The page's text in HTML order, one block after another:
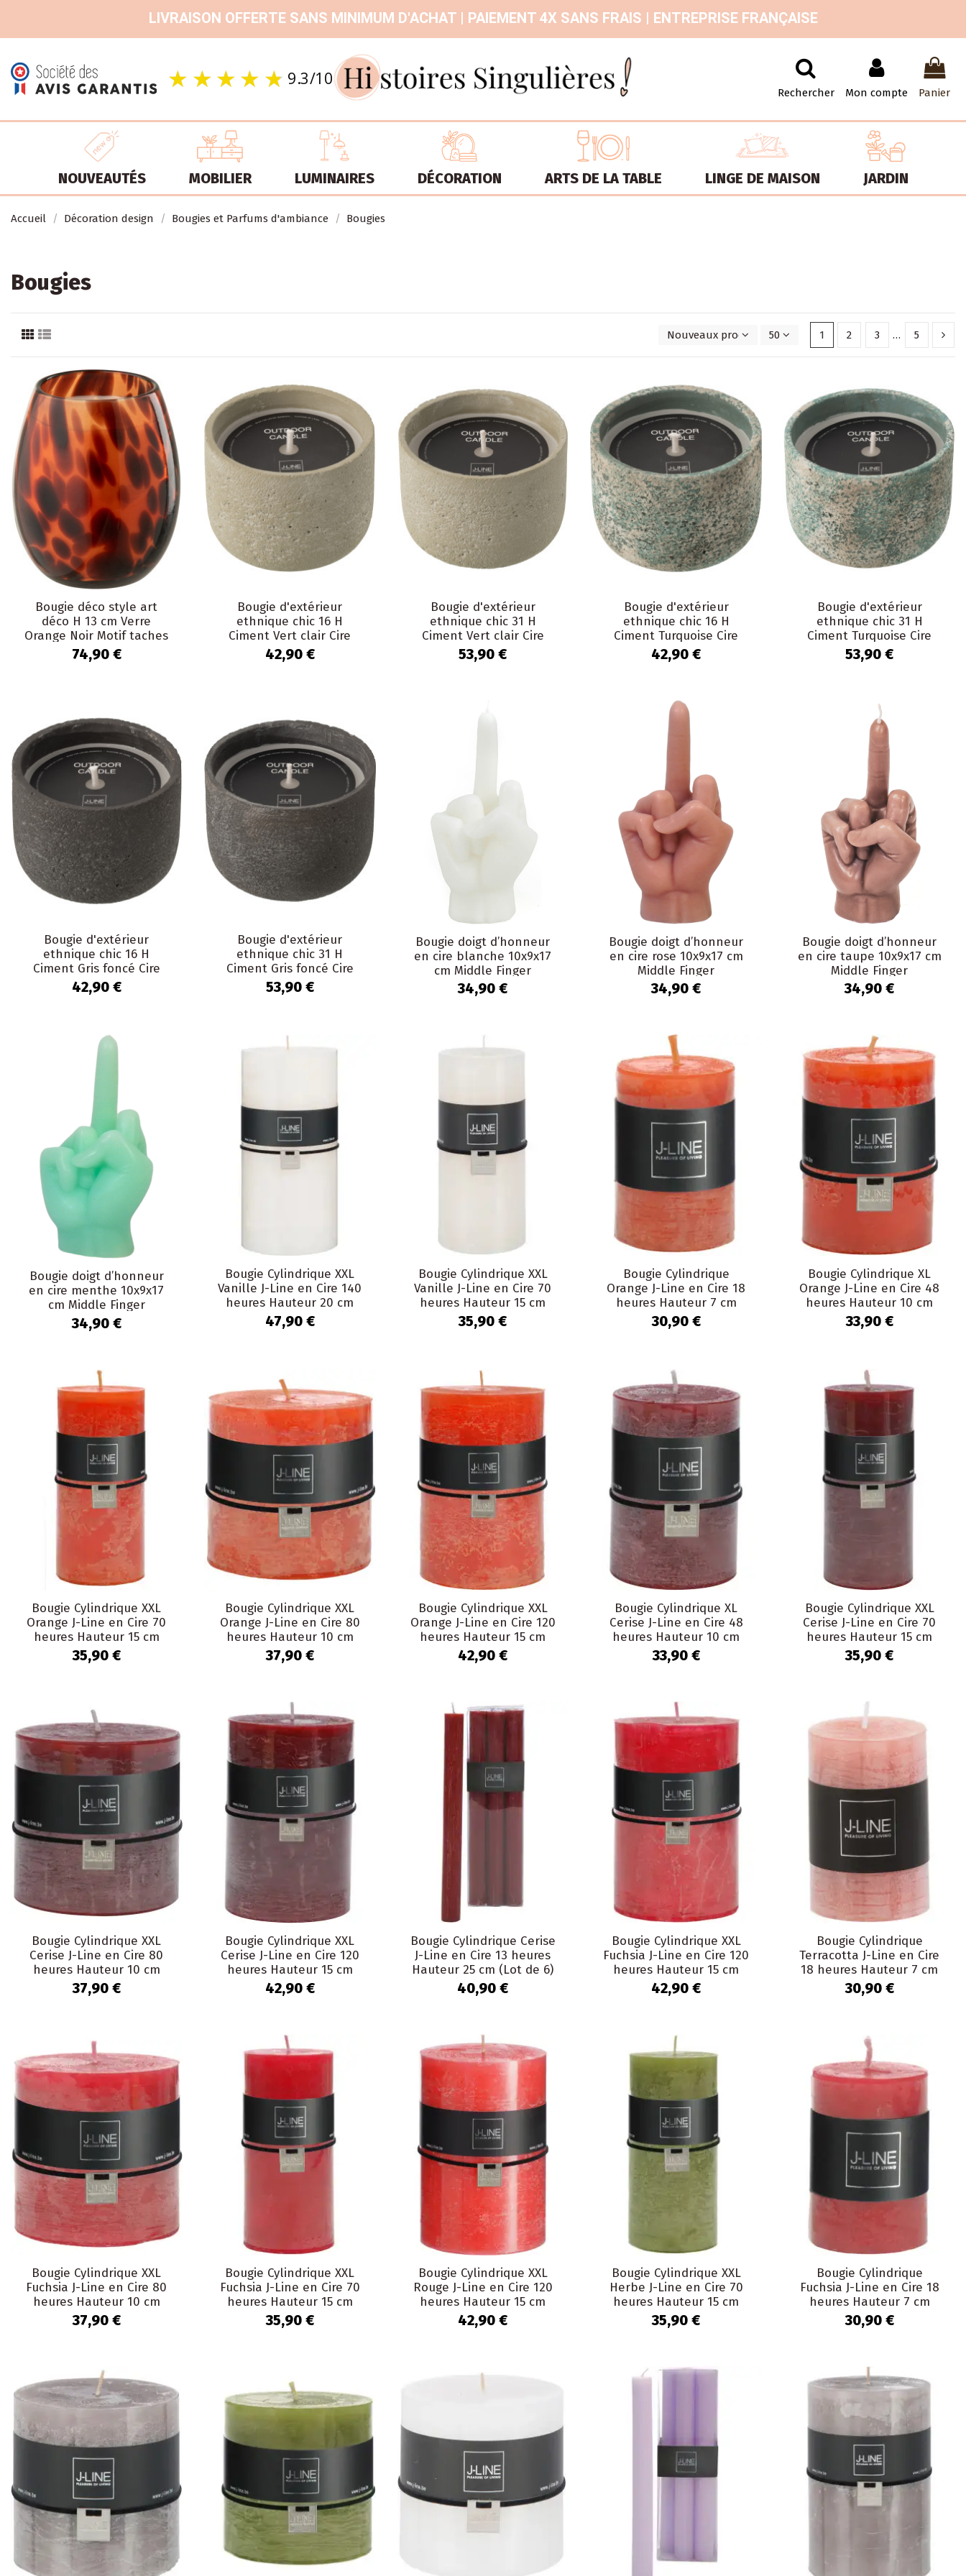
LIVRAISON OFFERTE SANS MINIMUM D'ACHAT | PAIEMENT 4X SANS FRAIS | ENTREPRISE FRANÇAISE
9.3/10 Rechercher Mon compte Panier
NOUVEAUTÉS MOBILIER LUMINAIRES DÉCORATION ARTS DE LA TABLE LINGE DE MAISON JARDIN
Accueil Décoration design Bougies et Parfums d'ambiance Bougies
Bougies
Nouveaux produits en premier
50 1 2 3 … 5
Bougie déco style art
déco H 13 cm Verre
Orange Noir Motif taches
Mia
74,90 €
Bougie d'extérieur
ethnique chic 16 H
Ciment Vert clair Cire
Nayara
42,90 €
Bougie d'extérieur
ethnique chic 31 H
Ciment Vert clair Cire
Nayara
53,90 €
Bougie d'extérieur
ethnique chic 16 H
Ciment Turquoise Cire
Nayara
42,90 €
Bougie d'extérieur
ethnique chic 31 H
Ciment Turquoise Cire
Nayara
53,90 €
Bougie d'extérieur
ethnique chic 16 H
Ciment Gris foncé Cire
Nayara
42,90 €
Bougie d'extérieur
ethnique chic 31 H
Ciment Gris foncé Cire
Nayara
53,90 €
Bougie doigt d’honneur
en cire blanche 10x9x17
cm Middle Finger
34,90 €
Bougie doigt d’honneur
en cire rose 10x9x17 cm
Middle Finger
34,90 €
Bougie doigt d’honneur
en cire taupe 10x9x17 cm
Middle Finger
34,90 €
Bougie doigt d’honneur
en cire menthe 10x9x17
cm Middle Finger
34,90 €
Bougie Cylindrique XXL
Vanille J-Line en Cire 140
heures Hauteur 20 cm
47,90 €
Bougie Cylindrique XXL
Vanille J-Line en Cire 70
heures Hauteur 15 cm
35,90 €
Bougie Cylindrique
Orange J-Line en Cire 18
heures Hauteur 7 cm
30,90 €
Bougie Cylindrique XL
Orange J-Line en Cire 48
heures Hauteur 10 cm
33,90 €
Bougie Cylindrique XXL
Orange J-Line en Cire 70
heures Hauteur 15 cm
35,90 €
Bougie Cylindrique XXL
Orange J-Line en Cire 80
heures Hauteur 10 cm
37,90 €
Bougie Cylindrique XXL
Orange J-Line en Cire 120
heures Hauteur 15 cm
42,90 €
Bougie Cylindrique XL
Cerise J-Line en Cire 48
heures Hauteur 10 cm
33,90 €
Bougie Cylindrique XXL
Cerise J-Line en Cire 70
heures Hauteur 15 cm
35,90 €
Bougie Cylindrique XXL
Cerise J-Line en Cire 80
heures Hauteur 10 cm
37,90 €
Bougie Cylindrique XXL
Cerise J-Line en Cire 120
heures Hauteur 15 cm
42,90 €
Bougie Cylindrique Cerise
J-Line en Cire 13 heures
Hauteur 25 cm (Lot de 6)
40,90 €
Bougie Cylindrique XXL
Fuchsia J-Line en Cire 120
heures Hauteur 15 cm
42,90 €
Bougie Cylindrique
Terracotta J-Line en Cire
18 heures Hauteur 7 cm
30,90 €
Bougie Cylindrique XXL
Fuchsia J-Line en Cire 80
heures Hauteur 10 cm
37,90 €
Bougie Cylindrique XXL
Fuchsia J-Line en Cire 70
heures Hauteur 15 cm
35,90 €
Bougie Cylindrique XXL
Rouge J-Line en Cire 120
heures Hauteur 15 cm
42,90 €
Bougie Cylindrique XXL
Herbe J-Line en Cire 70
heures Hauteur 15 cm
35,90 €
Bougie Cylindrique
Fuchsia J-Line en Cire 18
heures Hauteur 7 cm
30,90 €